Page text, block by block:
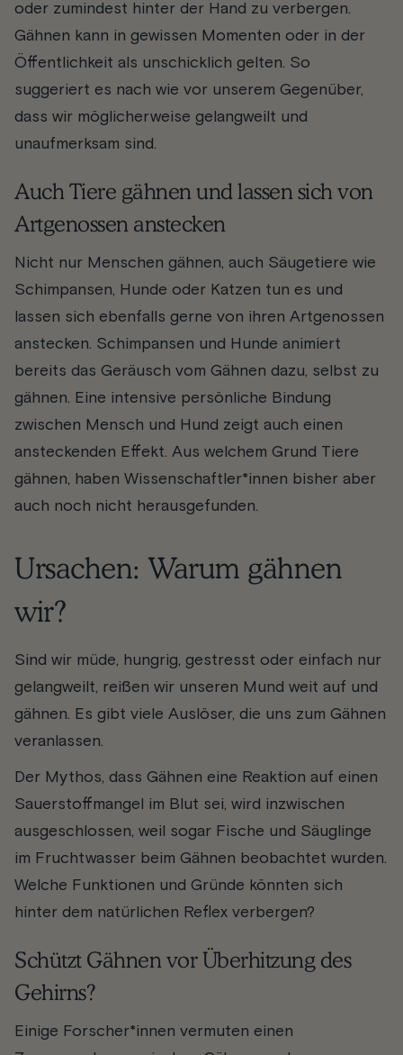
oder zumindest hinter der Hand zu verbergen.
Gähnen kann in gewissen Momenten oder in der
Öffentlichkeit als unschicklich gelten. So
suggeriert es nach wie vor unserem Gegenüber,
dass wir möglicherweise gelangweilt und
unaufmerksam sind.
Auch Tiere gähnen und lassen sich von
Artgenossen anstecken
Nicht nur Menschen gähnen, auch Säugetiere wie
Schimpansen, Hunde oder Katzen tun es und
lassen sich ebenfalls gerne von ihren Artgenossen
anstecken. Schimpansen und Hunde animiert
bereits das Geräusch vom Gähnen dazu, selbst zu
gähnen. Eine intensive persönliche Bindung
zwischen Mensch und Hund zeigt auch einen
ansteckenden Effekt. Aus welchem Grund Tiere
gähnen, haben Wissenschaftler*innen bisher aber
auch noch nicht herausgefunden.
Ursachen: Warum gähnen
wir?
Sind wir müde, hungrig, gestresst oder einfach nur
gelangweilt, reißen wir unseren Mund weit auf und
gähnen. Es gibt viele Auslöser, die uns zum Gähnen
veranlassen.
Der Mythos, dass Gähnen eine Reaktion auf einen
Sauerstoffmangel im Blut sei, wird inzwischen
ausgeschlossen, weil sogar Fische und Säuglinge
im Fruchtwasser beim Gähnen beobachtet wurden.
Welche Funktionen und Gründe könnten sich
hinter dem natürlichen Reflex verbergen?
Schützt Gähnen vor Überhitzung des
Gehirns?
Einige Forscher*innen vermuten einen